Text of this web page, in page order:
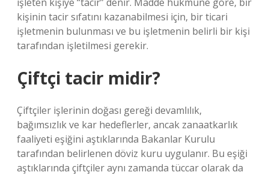
kişinin tacir sıfatını kazanabilmesi için, bir ticari
işletmenin bulunması ve bu işletmenin belirli bir kişi
tarafından işletilmesi gerekir.
Çiftçi tacir midir?
Çiftçiler işlerinin doğası gereği devamlılık,
bağımsızlık ve kar hedeflerler, ancak zanaatkarlık
faaliyeti eşiğini aştıklarında Bakanlar Kurulu
tarafından belirlenen döviz kuru uygulanır. Bu eşiği
aştıklarında çiftçiler aynı zamanda tüccar olarak da